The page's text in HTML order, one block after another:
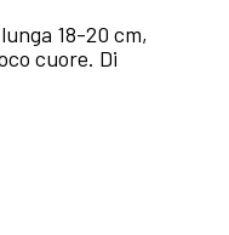
18-20 cm,
cuore. Di